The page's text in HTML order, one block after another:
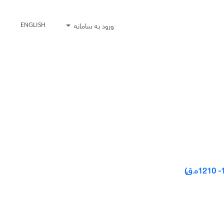
ورود به سامانه ENGLISH